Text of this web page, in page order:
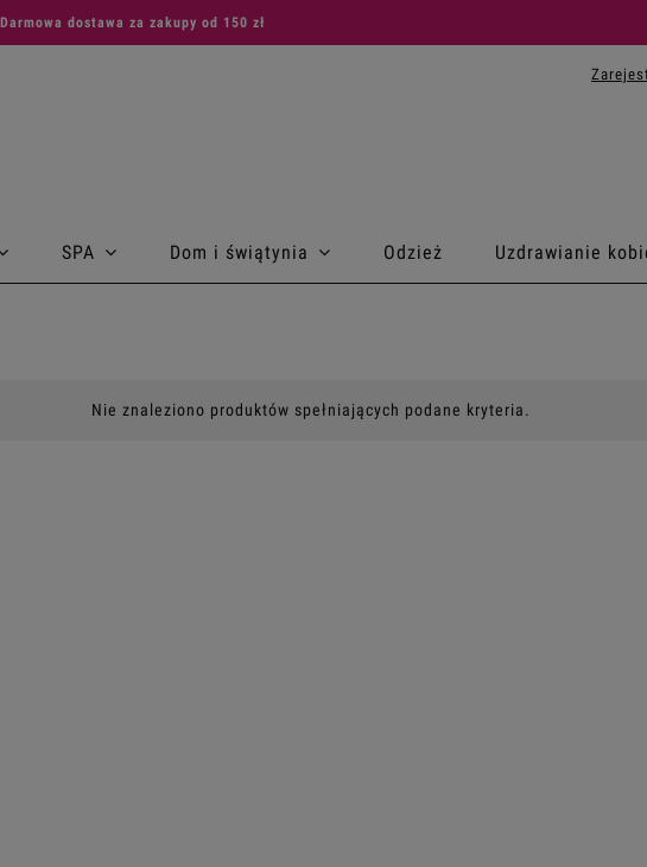
Darmowa dostawa za zakupy od 150 zł
SPA Dom i świątynia Odzież Uzdrawianie
Nie znaleziono produktów spełniających podane kryteria.